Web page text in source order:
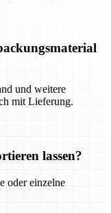
und weitere
mit Lieferung.
lassen?
oder einzelne